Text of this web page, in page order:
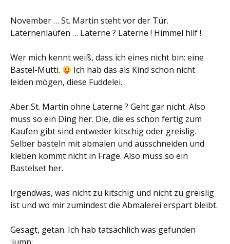
November … St. Martin steht vor der Tür.
Laternenlaufen … Laterne ? Laterne ! Himmel hilf !
Wer mich kennt weiß, dass ich eines nicht bin: eine
Bastel-Mutti.
Ich hab das als Kind schon nicht
leiden mögen, diese Fuddelei.
Aber St. Martin ohne Laterne ? Geht gar nicht. Also
muss so ein Ding her. Die, die es schon fertig zum
Kaufen gibt sind entweder kitschig oder greislig.
Selber basteln mit abmalen und ausschneiden und
kleben kommt nicht in Frage. Also muss so ein
Bastelset her.
Irgendwas, was nicht zu kitschig und nicht zu greislig
ist und wo mir zumindest die Abmalerei erspart bleibt.
Gesagt, getan. Ich hab tatsächlich was gefunden